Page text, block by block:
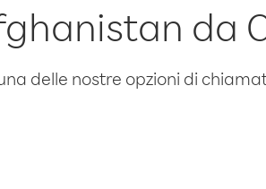
da
delle nostre opzioni di